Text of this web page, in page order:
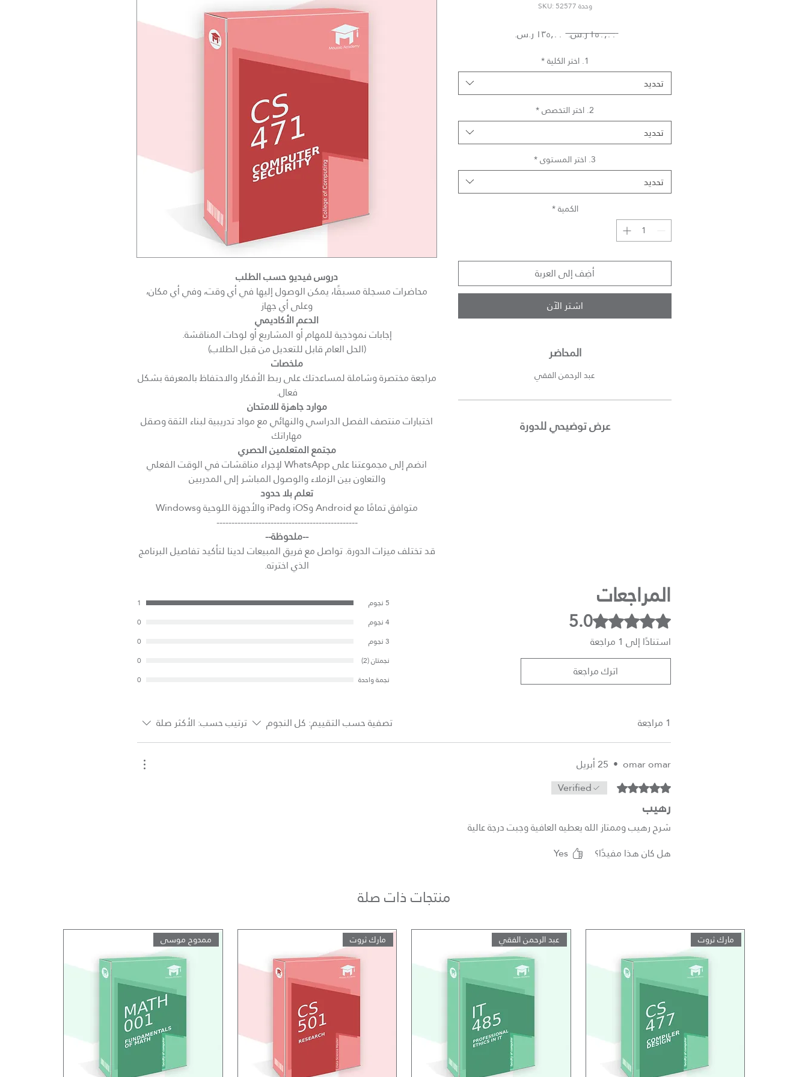
دروس فيديو حسب الطلب
محاضرات مسجلة مسبقًا، يمكن الوصول إليها في أي وقت، وفي أي مكان،
وعلى أي جهاز
الدعم الأكاديمي
إجابات نموذجية للمهام أو المشاريع أو لوحات المناقشة.
(الحل العام قابل للتعديل من قبل الطلاب)
ملخصات
مراجعة مختصرة وشاملة لمساعدتك على ربط الأفكار والاحتفاظ بالمعرفة بشكل
فعال.
موارد جاهزة للامتحان
اختبارات منتصف الفصل الدراسي والنهائي مع مواد تدريبية لبناء الثقة وصقل
مهاراتك
مجتمع المتعلمين الحصري
انضم إلى مجموعتنا على WhatsApp لإجراء مناقشات في الوقت الفعلي
والتعاون بين الزملاء والوصول المباشر إلى المدربين
تعلم بلا حدود
متوافق تمامًا مع Android وiOS وiPad والأجهزة اللوحية وWindows
-----------------------------------------------
--ملحوظة--
قد تختلف ميزات الدورة. تواصل مع فريق المبيعات لدينا لتأكيد تفاصيل البرنامج
الذي اخترته.
وحدة SKU: 52577
‏١٥٠٫٠٠ ر.س.‏
سعر
1. اختر الكلية *
تحديد
2. اختر التخصص *
تحديد
3. اختر المستوى *
تحديد
الكمية*
أضِف إلى العربة
اشترِ الآن
المحاضر
عبد الرحمن الفقي
عرض توضيحي للدورة
المراجعات
تم التقييم بـ 5 من أصل 5 نجوم. 5.0
استنادًا إلى 1 مراجعة
اترك مراجعة
5 نجوم
1
4 نجوم
0
3 نجوم
0
نجمتان (2)
0
نجمة واحدة
0
1 مراجعة تصفية حسب التقييم:كل النجوم ترتيب حسب:الأكثر صلة
omar omar
• 25 أبريل
تم التقييم بـ 5 من أصل 5 نجوم. Verified
رهيب
شرح رهيب وممتاز الله يعطيه العافية وجبت درجة عالية
هل كان هذا مفيدًا؟
Yes
منتجات ذات صلة
مارك ثروت عبد الرحمن الفقي مارك ثروت ممدوح موسى